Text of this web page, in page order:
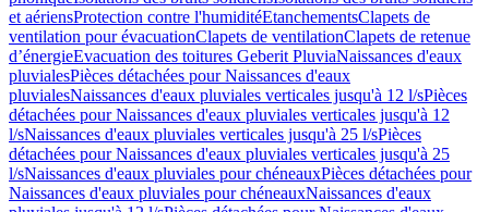
et aériensProtection contre l'humiditéEtanchementsClapets de
ventilation pour évacuationClapets de ventilationClapets de retenue
d’énergieEvacuation des toitures Geberit PluviaNaissances d'eaux
pluvialesPièces détachées pour Naissances d'eaux
pluvialesNaissances d'eaux pluviales verticales jusqu'à 12 l/sPièces
détachées pour Naissances d'eaux pluviales verticales jusqu'à 12
l/sNaissances d'eaux pluviales verticales jusqu'à 25 l/sPièces
détachées pour Naissances d'eaux pluviales verticales jusqu'à 25
l/sNaissances d'eaux pluviales pour chéneauxPièces détachées pour
Naissances d'eaux pluviales pour chéneauxNaissances d'eaux